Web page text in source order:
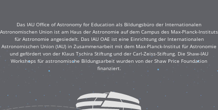
Das IAU Office of Astronomy for Education als Bildungsbüro der Internationalen
Astronomischen Union ist am Haus der Astronomie auf dem Campus des Max-Planck-Instituts
für Astronomie angesiedelt. Das IAU OAE ist eine Einrichtung der Internationalen
Astronomischen Union (IAU) in Zusammenarbeit mit dem Max-Planck-Institut für Astronomie
und gefördert von der Klaus Tschira Stiftung und der Carl-Zeiss-Stiftung. Die Shaw-IAU
Workshops für astronomische Bildungsarbeit wurden von der Shaw Price Foundation
finanziert.